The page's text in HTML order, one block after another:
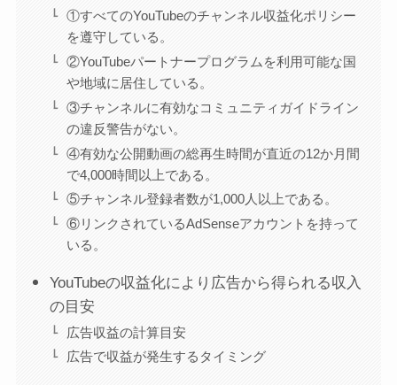
①すべてのYouTubeのチャンネル収益化ポリシー
を遵守している。
②YouTubeパートナープログラムを利用可能な国
や地域に居住している。
③チャンネルに有効なコミュニティガイドライン
の違反警告がない。
④有効な公開動画の総再生時間が直近の12か月間
で4,000時間以上である。
⑤チャンネル登録者数が1,000人以上である。
⑥リンクされているAdSenseアカウントを持って
いる。
YouTubeの収益化により広告から得られる収入
の目安
広告収益の計算目安
広告で収益が発生するタイミング